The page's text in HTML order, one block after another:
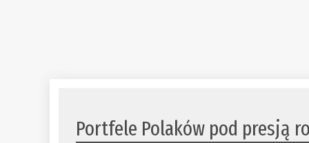
Portfele Polaków pod presją